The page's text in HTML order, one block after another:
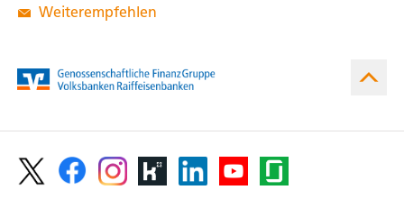
Weiterempfehlen
Footer